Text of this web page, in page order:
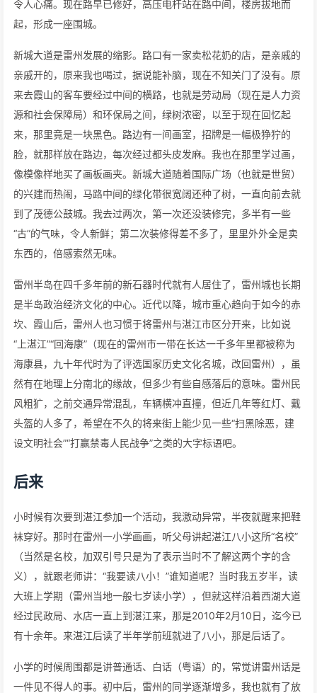
令人心痛。现在路早已修好，高压电杆站在路中间，楼房拔地而
起，形成一座围城。
新城大道是雷州发展的缩影。路口有一家卖松花奶的店，是亲戚的
亲戚开的，原来我也喝过，据说能补脑，现在不知关门了没有。原
来去霞山的客车要经过中间的横路，也就是劳动局（现在是人力资
源和社会保障局）和环保局之间，绿树浓密，以至于现在回忆起
来，那里竟是一块黑色。路边有一间画室，招牌是一幅极狰狞的
脸，就那样放在路边，每次经过都头皮发麻。我也在那里学过画，
像模像样地买了画板画夹。新城大道随着国际广场（也就是世贸）
的兴建而热闹，马路中间的绿化带很宽阔还种了树，一直向前去就
到了茂德公鼓城。我去过两次，第一次还没装修完，多半有一些
“古”的气味，令人新鲜；第二次装修得差不多了，里里外外全是卖
东西的，倍感索然无味。
雷州半岛在四千多年前的新石器时代就有人居住了，雷州城也长期
是半岛政治经济文化的中心。近代以降，城市重心趋向于如今的赤
坎、霞山后，雷州人也习惯于将雷州与湛江市区分开来，比如说
“上湛江”“回海康”（现在的雷州市一带在长达一千多年里都被称为
海康县，九十年代时为了评选国家历史文化名城，改回雷州），虽
然有在地理上分南北的缘故，但多少有些自感落后的意味。雷州民
风粗犷，之前交通异常混乱，车辆横冲直撞，但近几年等红灯、戴
头盔的人多了，希望在不久的将来街上能少见一些“扫黑除恶，建
设文明社会”“打赢禁毒人民战争”之类的大字标语吧。
后来
小时候有次要到湛江参加一个活动，我激动异常，半夜就醒来把鞋
袜穿好。那时在雷州一小学画画，听父母讲起湛江八小这所“名校”
（当然是名校，加双引号只是为了表示当时不了解这两个字的含
义），就跟老师讲：“我要读八小！”谁知道呢？当时我五岁半，读
大班上学期（雷州当地一般七岁读小学），但就这样沿着西湖大道
经过民政局、水店一直上到湛江来，那是2010年2月10日，迄今已
有十余年。来湛江后读了半年学前班就进了八小，那是后话了。
小学的时候周围都是讲普通话、白话（粤语）的，常觉讲雷州话是
一件见不得人的事。初中后，雷州的同学逐渐增多，我也就有了放